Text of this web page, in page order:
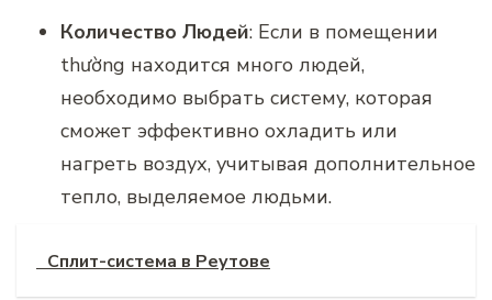
Количество Людей: Если в помещении
thường находится много людей,
необходимо выбрать систему, которая
сможет эффективно охладить или
нагреть воздух, учитывая дополнительное
тепло, выделяемое людьми.
Сплит-система в Реутове